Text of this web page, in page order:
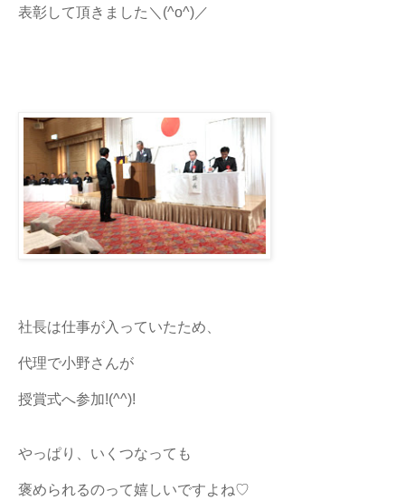
表彰して頂きました＼(^o^)／
社長は仕事が入っていたため、
代理で小野さんが
授賞式へ参加!(^^)!
やっぱり、いくつなっても
褒められるのって嬉しいですよね♡